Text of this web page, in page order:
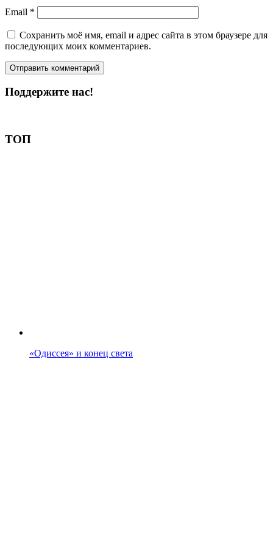
Email *
Сохранить моё имя, email и адрес сайта в этом браузере для
последующих моих комментариев.
Поддержите нас!
ТОП
«Одиссея» и конец света